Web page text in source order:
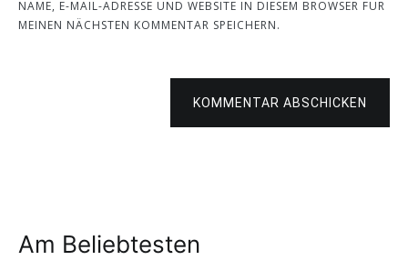
NAME, E-MAIL-ADRESSE UND WEBSITE IN DIESEM BROWSER FÜR
MEINEN NÄCHSTEN KOMMENTAR SPEICHERN.
KOMMENTAR ABSCHICKEN
Am Beliebtesten